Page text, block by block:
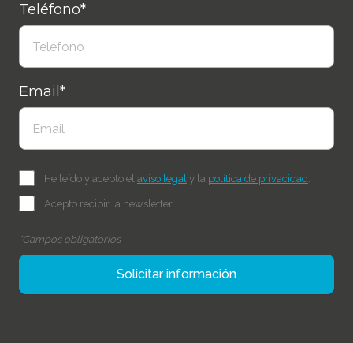
Teléfono*
Email*
He leído y acepto el aviso legal y la política de privacidad
Acepto recibir la newsletter
*Campos obligatorios